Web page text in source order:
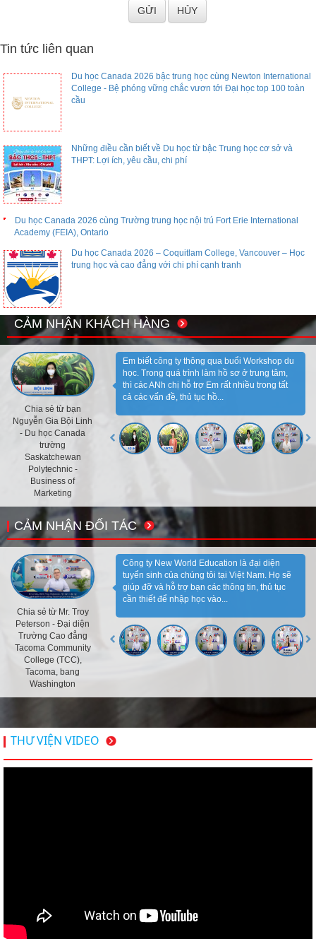
Tin tức liên quan
Du học Canada 2026 bậc trung học cùng Newton International
College - Bệ phóng vững chắc vươn tới Đại học top 100 toàn
cầu
Những điều cần biết về Du học từ bậc Trung học cơ sở và
THPT: Lợi ích, yêu cầu, chi phí
Du học Canada 2026 cùng Trường trung học nội trú Fort Erie International
Academy (FEIA), Ontario
Du học Canada 2026 – Coquitlam College, Vancouver – Học
trung học và cao đẳng với chi phí cạnh tranh
CẢM NHẬN KHÁCH HÀNG
Chia sẻ từ bạn
Nguyễn Gia Bội Linh
- Du học Canada
trường
Saskatchewan
Polytechnic -
Business of
Marketing
Em biết công ty thông qua buổi Workshop du
học. Trong quá trình làm hồ sơ ở trung tâm,
thì các ANh chị hỗ trợ Em rất nhiều trong tất
cả các vấn đề, thủ tục hồ...
CẢM NHẬN ĐỐI TÁC
Chia sẻ từ Mr. Troy
Peterson - Đại diện
Trường Cao đẳng
Tacoma Community
College (TCC),
Tacoma, bang
Washington
Công ty New World Education là đại diện
tuyển sinh của chúng tôi tại Việt Nam. Họ sẽ
giúp đỡ và hỗ trợ bạn các thông tin, thủ tục
cần thiết để nhập học vào...
THƯ VIỆN VIDEO